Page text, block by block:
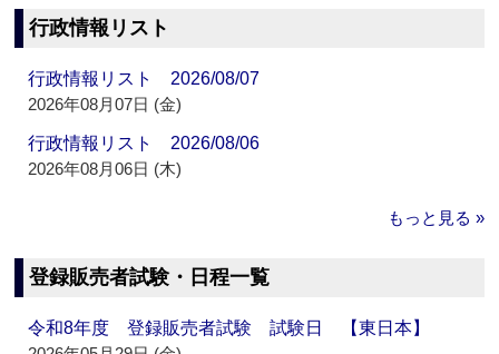
行政情報リスト
行政情報リスト 2026/08/07
2026年08月07日 (金)
行政情報リスト 2026/08/06
2026年08月06日 (木)
もっと見る »
登録販売者試験・日程一覧
令和8年度 登録販売者試験 試験日 【東日本】